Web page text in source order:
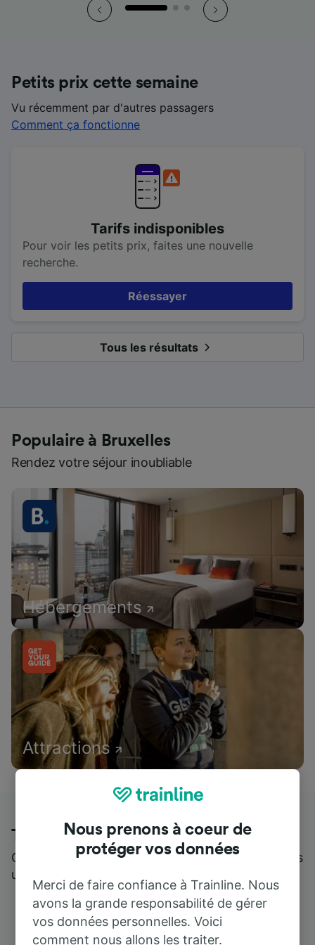
Petits prix cette semaine
Vu récemment par d'autres passagers
Comment ça fonctionne
Tarifs indisponibles
Pour voir les petits prix, faites une nouvelle
recherche.
Réessayer
Tous les résultats
Populaire à Bruxelles
Rendez votre séjour inoubliable
Hébergements
Attractions
Trainline : l'avis de nos clients
Qui mieux pour parler de nous, que ceux qui nous
utilisent ?
Nous prenons à coeur de
protéger vos données
Merci de faire confiance à Trainline. Nous
avons la grande responsabilité de gérer
vos données personnelles. Voici
comment nous allons les traiter.